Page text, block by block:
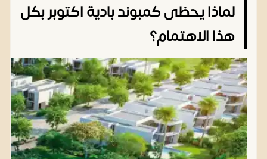
لماذا يحظى كمبوند بادية اكتوبر بكل
هذا الاهتمام؟